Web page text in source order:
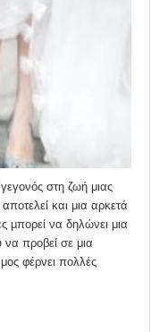
στη ζωή μιας
και μια αρκετά
μπορεί να δηλώνει μια
να προβεί σε μια
φέρνει πολλές